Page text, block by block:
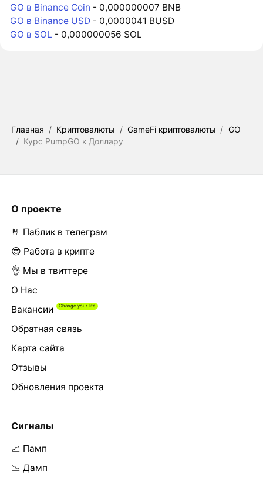
GO в Binance Coin - 0,000000007 BNB
GO в Binance USD - 0,0000041 BUSD
GO в SOL - 0,000000056 SOL
Главная / Криптовалюты / GameFi криптовалюты / GO
/ Курс PumpGO к Доллару
О проекте
🤘 Паблик в телеграм
😎 Работа в крипте
👌 Мы в твиттере
О Нас
Вакансии
Обратная связь
Карта сайта
Отзывы
Обновления проекта
Сигналы
📈 Памп
📉 Дамп